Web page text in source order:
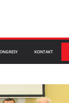
KONTAKT